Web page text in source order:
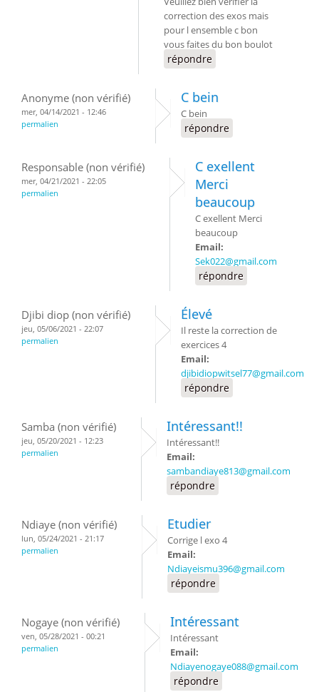
correction des exos mais
pour l ensemble c bon
vous faites du bon boulot
répondre
Anonyme (non vérifié)
mer, 04/14/2021 - 12:46
permalien
C bein
C bein
répondre
Responsable (non vérifié)
mer, 04/21/2021 - 22:05
permalien
C exellent
Merci
beaucoup
C exellent Merci
beaucoup
Email:
Sek022@gmail.com
répondre
Djibi diop (non vérifié)
jeu, 05/06/2021 - 22:07
permalien
Élevé
Il reste la correction de
exercices 4
Email:
djibidiopwitsel77@gmail.com
répondre
Samba (non vérifié)
jeu, 05/20/2021 - 12:23
permalien
Intéressant!!
Intéressant!!
Email:
sambandiaye813@gmail.com
répondre
Ndiaye (non vérifié)
lun, 05/24/2021 - 21:17
permalien
Etudier
Corrige l exo 4
Email:
Ndiayeismu396@gmail.com
répondre
Nogaye (non vérifié)
ven, 05/28/2021 - 00:21
permalien
Intéressant
Intéressant
Email:
Ndiayenogaye088@gmail.com
répondre